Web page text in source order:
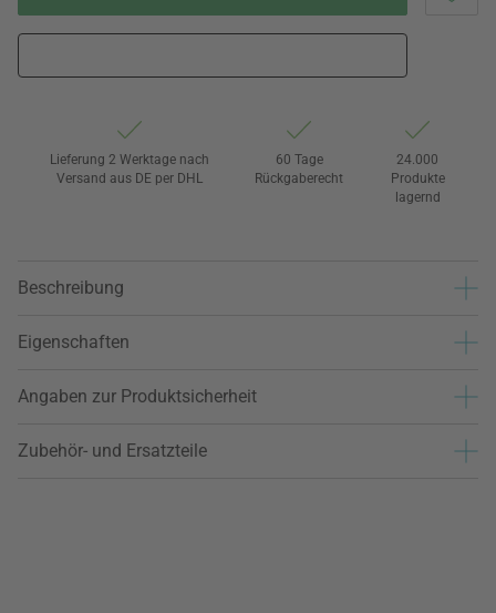
Lieferung 2 Werktage nach
Versand aus DE per DHL
60 Tage
Rückgaberecht
24.000
Produkte
lagernd
Beschreibung
Eigenschaften
Angaben zur Produktsicherheit
Zubehör- und Ersatzteile